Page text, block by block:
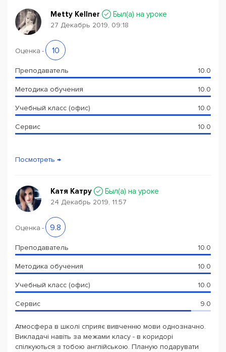
Metty Kellner Был(a) на уроке
27 Декабрь 2019, 09:18
Оценка - 10
Преподаватель 10.0
Методика обучения 10.0
Учебный класс (офис) 10.0
Сервис 10.0
Посмотреть →
Катя Катру Был(a) на уроке
24 Декабрь 2019, 11:57
Оценка - 9.8
Преподаватель 10.0
Методика обучения 10.0
Учебный класс (офис) 10.0
Сервис 9.0
Атмосфера в школі сприяє вивченню мови однозначно.
Викладачі навіть за межами класу - в коридорі
спілкуються з тобою англійською. Планую подарувати